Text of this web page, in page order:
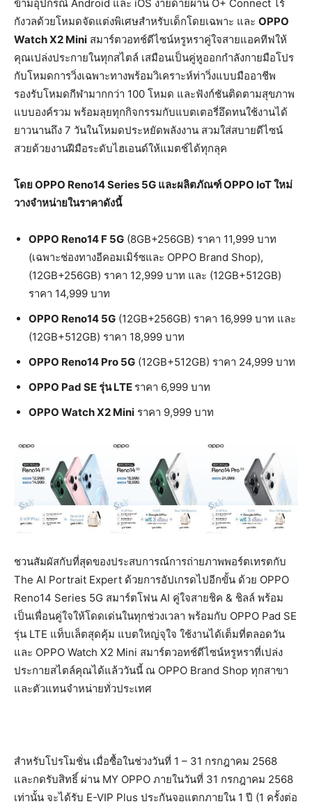
ข้ามอุปกรณ์ Android และ iOS ง่ายดายผ่าน O+ Connect ไร้
กังวลด้วยโหมดจัดแต่งพิเศษสำหรับเด็กโดยเฉพาะ และ OPPO
Watch X2 Mini สมาร์ตวอทช์ดีไซน์หรูหราคู่ใจสายแอคทีฟให้
คุณเปล่งประกายในทุกสไตล์ เสมือนเป็นคู่หูออกกำลังกายมือโปร
กับโหมดการวิ่งเฉพาะทางพร้อมวิเคราะห์ท่าวิ่งแบบมืออาชีพ
รองรับโหมดกีฬามากกว่า 100 โหมด และฟังก์ชันติดตามสุขภาพ
แบบองค์รวม พร้อมลุยทุกกิจกรรมกับแบตเตอรี่อึดทนใช้งานได้
ยาวนานถึง 7 วันในโหมดประหยัดพลังงาน สวมใส่สบายดีไซน์
สวยด้วยงานฝีมือระดับไฮเอนด์ให้แมตช์ได้ทุกลุค
โดยOPPO Reno14 Series 5G และผลิตภัณฑ์ OPPO IoT ใหม่
วางจำหน่ายในราคาดังนี้
OPPO Reno14 F 5G (8GB+256GB) ราคา 11,999 บาท
(เฉพาะช่องทางอีคอมเมิร์ซและ OPPO Brand Shop),
(12GB+256GB) ราคา 12,999 บาท และ (12GB+512GB)
ราคา 14,999 บาท
OPPO Reno14 5G (12GB+256GB) ราคา 16,999 บาท และ
(12GB+512GB) ราคา 18,999 บาท
OPPO Reno14 Pro 5G (12GB+512GB) ราคา 24,999 บาท
OPPO Pad SE รุ่น LTE ราคา 6,999 บาท
OPPO Watch X2 Mini ราคา 9,999 บาท
ชวนสัมผัสกับที่สุดของประสบการณ์การถ่ายภาพพอร์ตเทรตกับ
The AI Portrait Expert ด้วยการอัปเกรดไปอีกขั้น ด้วย OPPO
Reno14 Series 5G สมาร์ตโฟน AI คู่ใจสายชิค & ชิลล์ พร้อม
เป็นเพื่อนคู่ใจให้โดดเด่นในทุกช่วงเวลา พร้อมกับ OPPO Pad SE
รุ่น LTE แท็บเล็ตสุดคุ้ม แบตใหญ่จุใจ ใช้งานได้เต็มที่ตลอดวัน
และ OPPO Watch X2 Mini สมาร์ตวอทช์ดีไซน์หรูหราที่เปล่ง
ประกายสไตล์คุณได้แล้ววันนี้ ณ OPPO Brand Shop ทุกสาขา
และตัวแทนจำหน่ายทั่วประเทศ
สำหรับโปรโมชั่น เมื่อซื้อในช่วงวันที่ 1 – 31 กรกฎาคม 2568
และกดรับสิทธิ์ ผ่าน MY OPPO ภายในวันที่ 31 กรกฎาคม 2568
เท่านั้น จะได้รับ E-VIP Plus ประกันจอแตกภายใน 1 ปี (1 ครั้งต่อ